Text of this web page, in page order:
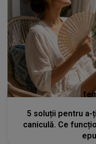
5 soluții pentru a-
caniculă. Ce